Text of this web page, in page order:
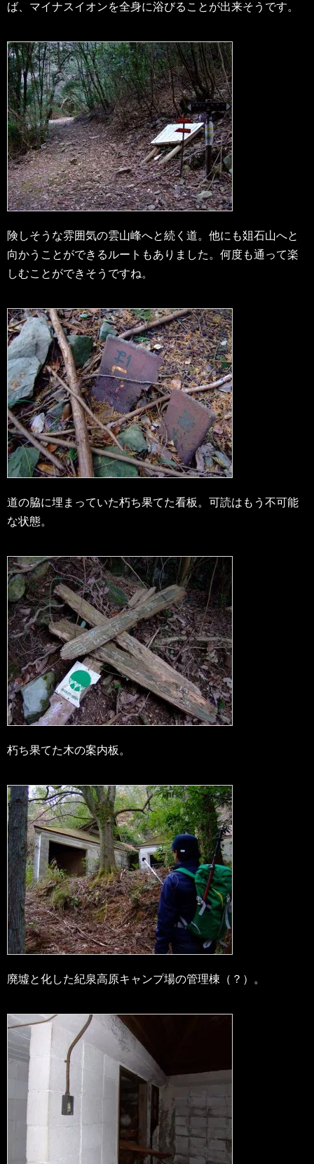
ば、マイナスイオンを全身に浴びることが出来そうです。
険しそうな雰囲気の雲山峰へと続く道。他にも爼石山へと
向かうことができるルートもありました。何度も通って楽
しむことができそうですね。
道の脇に埋まっていた朽ち果てた看板。可読はもう不可能
な状態。
朽ち果てた木の案内板。
廃墟と化した紀泉高原キャンプ場の管理棟（？）。